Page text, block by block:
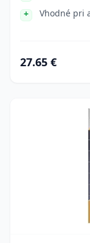
Vhodné pri
27.65 €